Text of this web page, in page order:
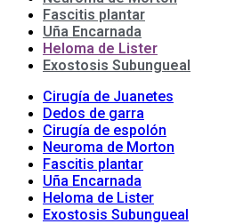
Fascitis plantar
Uña Encarnada
Heloma de Lister
Exostosis Subungueal
Cirugía de Juanetes
Dedos de garra
Cirugía de espolón
Neuroma de Morton
Fascitis plantar
Uña Encarnada
Heloma de Lister
Exostosis Subungueal